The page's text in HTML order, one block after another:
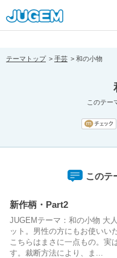
[pear_error:
prefix="" info=""]
テーマトップ 手芸 和の小物
このテー
このテ
新作柄・Part2
JUGEMテーマ：和の小物 大
ット。男性の方にもお使いい
こちらはまさに一点もの。実
す。裁断方法により、ま...